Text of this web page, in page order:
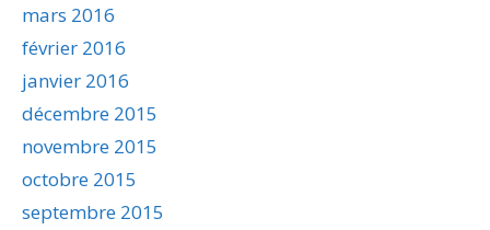
mars 2016
février 2016
janvier 2016
décembre 2015
novembre 2015
octobre 2015
septembre 2015